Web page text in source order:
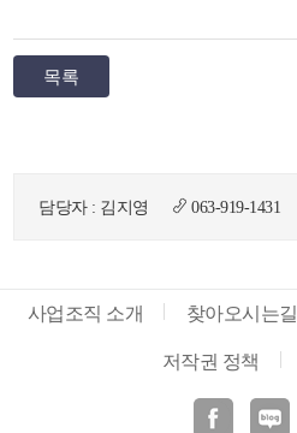
목록
담당자 : 김지영 063-919-1431
사업조직 소개 찾아오시는길
저작권 정책
인스타